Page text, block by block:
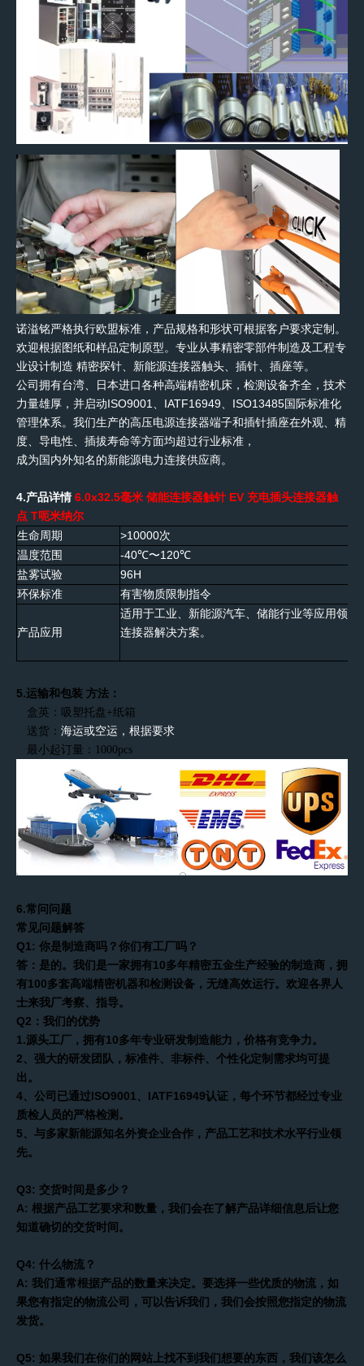
诺溢铭严格执行欧盟标准，产品规格和形状可根据客户要求定制。
欢迎根据图纸和样品定制原型。专业从事精密零部件制造及工程专
业设计制造 精密探针、新能源连接器触头、插针、插座等。
公司拥有台湾、日本进口各种高端精密机床，检测设备齐全，技术
力量雄厚，并启动ISO9001、IATF16949、ISO13485国际标准化
管理体系。我们生产的高压电源连接器端子和插针插座在外观、精
度、导电性、插拔寿命等方面均超过行业标准，
成为国内外知名的新能源电力连接供应商。
4.产品详情 6.0x32.5毫米 储能连接器触针 EV 充电插头连接器触
点 T呃米纳尔
生命周期
>10000次
温度范围
-40℃〜120℃
盐雾试验
96H
环保标准
有害物质限制指令
产品应用
适用于工业、新能源汽车、储能行业等应用领域
连接器解决方案。
5.运输和包装 方法：
盒英 ：吸塑托盘+纸箱
送货：海运或空运 ，根据要求
最小起订量：1000pcs
6.常问问题
常见问题解答
Q1: 你是制造商吗？你们有工厂吗？
答：是的。我们是一家拥有10多年精密五金生产经验的制造商，拥
有100多套高端精密机器和检测设备，无缝高效运行。欢迎各界人
士来我厂考察、指导。
Q2：我们的优势
1.源头工厂，拥有10多年专业研发制造能力，价格有竞争力。
2、强大的研发团队，标准件、非标件、个性化定制需求均可提
出。
4、公司已通过ISO9001、IATF16949认证，每个环节都经过专业
质检人员的严格检测。
5、与多家新能源知名外资企业合作，产品工艺和技术水平行业领
先。
Q3: 交货时间是多少？
A: 根据产品工艺要求和数量，我们会在了解产品详细信息后让您
知道确切的交货时间。
Q4: 什么物流？
A: 我们通常根据产品的数量来决定。要选择一些优质的物流，如
果您有指定的物流公司，可以告诉我们，我们会按照您指定的物流
发货。
Q5: 如果我们在你们的网站上找不到我们想要的东西，我们该怎么